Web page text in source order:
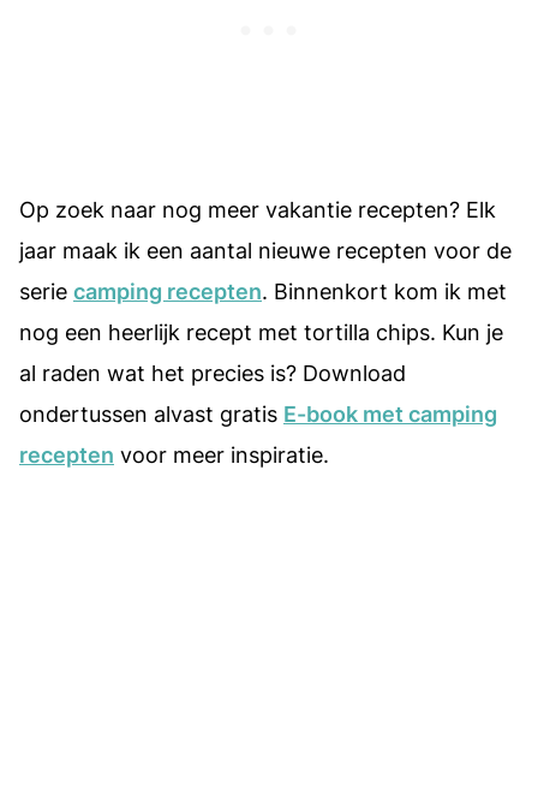
Op zoek naar nog meer vakantie recepten? Elk
jaar maak ik een aantal nieuwe recepten voor de
serie camping recepten. Binnenkort kom ik met
nog een heerlijk recept met tortilla chips. Kun je
al raden wat het precies is? Download
ondertussen alvast gratis E-book met camping
recepten voor meer inspiratie.